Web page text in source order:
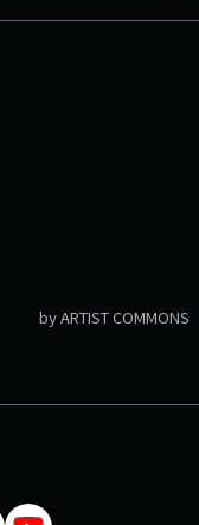
by ARTIST COMMONS